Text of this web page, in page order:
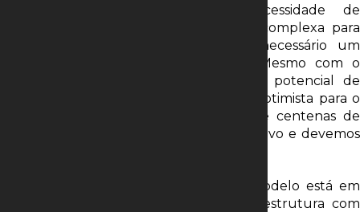
ter fôlego para sustentar a necessidade de
investimentos no ativo. “A equação é complexa para
fechar a conta desse projeto. Será necessário um
financiamento muito pesado”, avalia. Mesmo com o
ceticismo do mercado em relação ao potencial de
atratividade do ativo, o especialista está otimista para o
certame. “É um leilão para outorga de centenas de
milhões de reais. A Codesa é um bom ativo e devemos
O diretor do BNDES observa que o modelo está em
formação no Brasil. “Trata-se de uma estrutura com